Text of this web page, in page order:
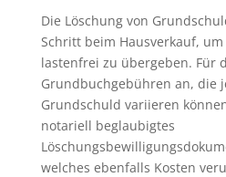
Die Löschung von
Schritt beim Hausverkauf,
lastenfrei zu übergeben. Für
Grundbuchgebühren an, die
Grundschuld variieren
notariell beglaubigtes
welches ebenfalls Kosten